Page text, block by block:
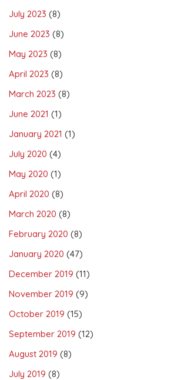
July 2023 (8)
June 2023 (8)
May 2023 (8)
April 2023 (8)
March 2023 (8)
June 2021 (1)
January 2021 (1)
July 2020 (4)
May 2020 (1)
April 2020 (8)
March 2020 (8)
February 2020 (8)
January 2020 (47)
December 2019 (11)
November 2019 (9)
October 2019 (15)
September 2019 (12)
August 2019 (8)
July 2019 (8)